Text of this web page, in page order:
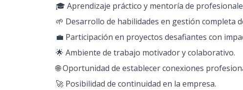
🎓 Aprendizaje práctico y mentoría de
🌱 Desarrollo de habilidades en gestión completa
💼 Participación en proyectos desafiantes con
🌟 Ambiente de trabajo motivador y colaborativo.
🌐 Oportunidad de establecer conexiones
🚀 Posibilidad de continuidad en la empresa.